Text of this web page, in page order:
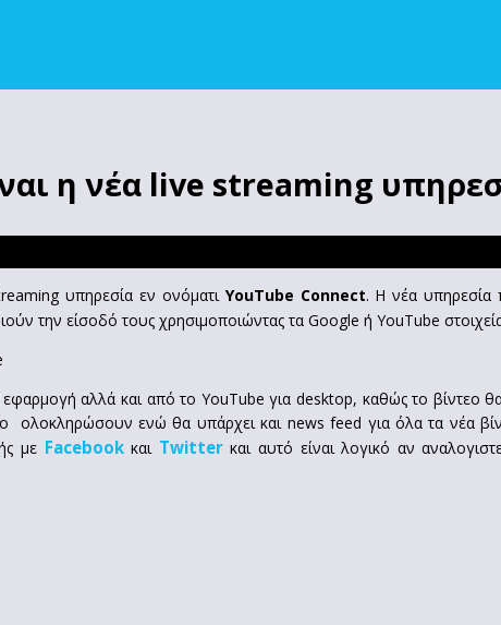
η νέα live streaming
υπηρεσία εν ονόματι YouTube Connect. Η νέα υπηρεσία
την είσοδό τους χρησιμοποιώντας τα Google ή YouTube
αλλά και από το YouTube για desktop, καθώς το βίντεο θα
ολοκληρώσουν ενώ θα υπάρχει και news feed για όλα τα νέα
με Facebookκαι Twitterκαι αυτό είναι λογικό αν